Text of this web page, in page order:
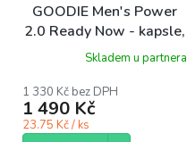
GOODIE Men's Power
2.0 Ready Now - kapsle,
56 ks
Skladem u partnera
1 330 Kč bez DPH
1 490 Kč
23.75 Kč / ks